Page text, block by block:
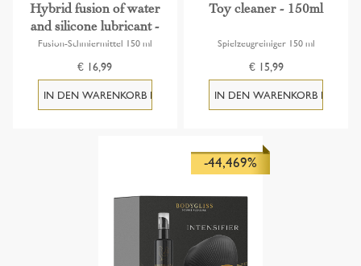
Hybrid fusion of water
and silicone lubricant -
150ml
Fusion-Schmiermittel 150 ml
€ 16,99
Toy cleaner - 150ml
Spielzeugreiniger 150 ml
€ 15,99
-44,469%